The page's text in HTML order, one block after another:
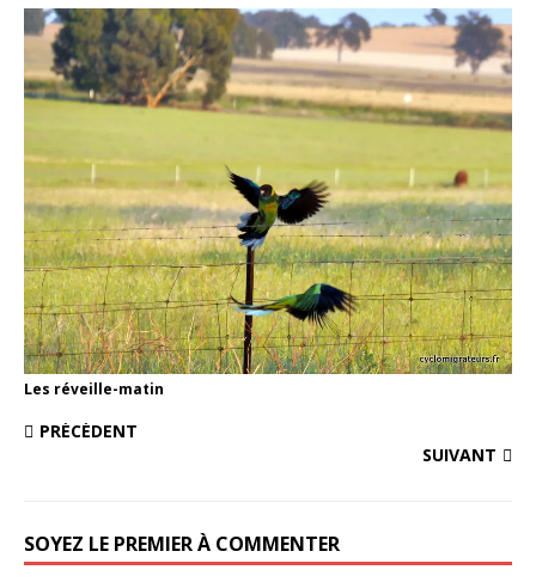
Les réveille-matin
PRÉCÉDENT
SUIVANT
SOYEZ LE PREMIER À COMMENTER